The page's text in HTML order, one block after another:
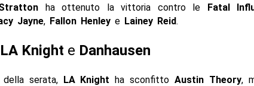
ha ottenuto la vittoria contro le Fatal
Jayne, Fallon Henleye Lainey Reid.
LA Knight e Danhausen
serata, LA Knight ha sconfittoAustin Theory,